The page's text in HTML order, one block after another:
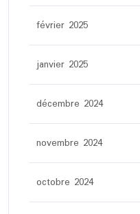
février 2025
janvier 2025
décembre 2024
novembre 2024
octobre 2024